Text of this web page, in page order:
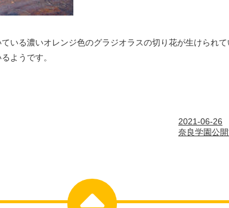
いる濃いオレンジ色のグラジオラスの切り花が生けられて
ようです。
2021-06-26
奈良学園公